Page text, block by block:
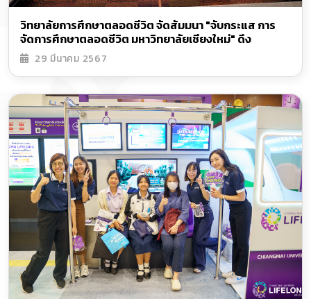
วิทยาลัยการศึกษาตลอดชีวิต จัดสัมมนา "จับกระแส การ
จัดการศึกษาตลอดชีวิต มหาวิทยาลัยเชียงใหม่" ดึง
คณาจารย์จากส่วนงานใน มช. ร่วมวงสนทนาแชร์
ประสบการณ์ความสำเร็จการเปิดหลักสูตรผ่าน Lifelong
29 มีนาคม 2567